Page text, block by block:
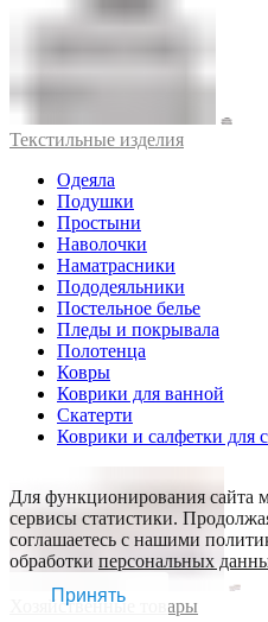
Текстильные изделия
Одеяла
Подушки
Простыни
Наволочки
Наматрасники
Пододеяльники
Постельное белье
Пледы и покрывала
Полотенца
Ковры
Коврики для ванной
Скатерти
Коврики и салфетки для
Хозяйственные товары
Для функционирования сайта
сервисы статистики.
соглашаетесь с нашими
обработки персональных
Принять